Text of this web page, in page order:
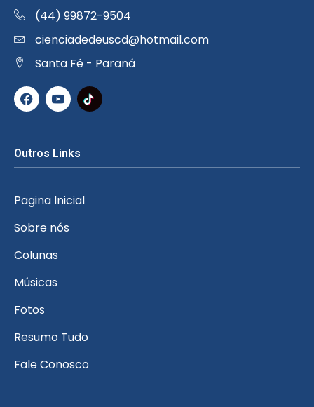
(44) 99872-9504
cienciadedeuscd@hotmail.com
Santa Fé - Paraná
Outros Links
Pagina Inicial
Sobre nós
Colunas
Músicas
Fotos
Resumo Tudo
Fale Conosco